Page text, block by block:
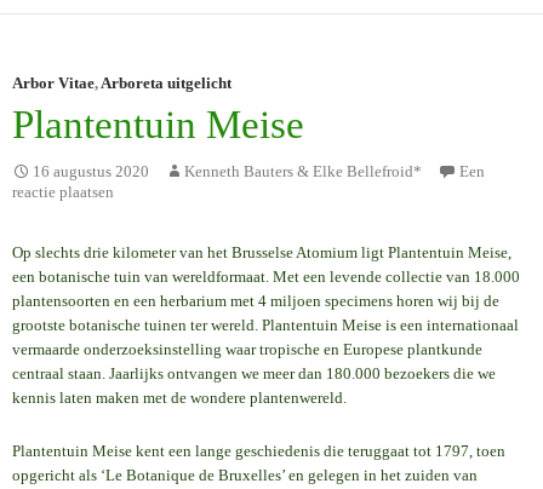
Arbor Vitae,Arboreta uitgelicht
Plantentuin Meise
16 augustus 2020 Kenneth Bauters & Elke Bellefroid*
Een
reactie plaatsen
Op slechts drie kilometer van het Brusselse Atomium ligt Plantentuin Meise,
een botanische tuin van wereldformaat. Met een levende collectie van 18.000
plantensoorten en een herbarium met 4 miljoen specimens horen wij bij de
grootste botanische tuinen ter wereld. Plantentuin Meise is een internationaal
vermaarde onderzoeksinstelling waar tropische en Europese plantkunde
centraal staan. Jaarlijks ontvangen we meer dan 180.000 bezoekers die we
kennis laten maken met de wondere plantenwereld.
Plantentuin Meise kent een lange geschiedenis die teruggaat tot 1797, toen
opgericht als ‘Le Botanique de Bruxelles’ en gelegen in het zuiden van